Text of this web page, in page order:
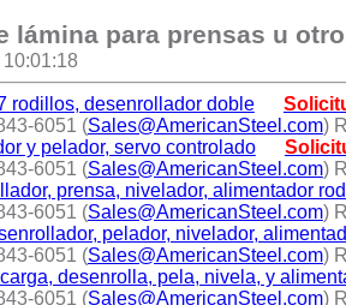
lámina para prensas u
rodillos, desenrollador doble
6051 (Sales@AmericanSteel.com)
y pelador, servo controlado
6051 (Sales@AmericanSteel.com)
prensa, nivelador, alimentador
6051 (Sales@AmericanSteel.com)
pelador, nivelador,
6051 (Sales@AmericanSteel.com)
desenrolla, pela, nivela, y
6051 (Sales@AmericanSteel.com)